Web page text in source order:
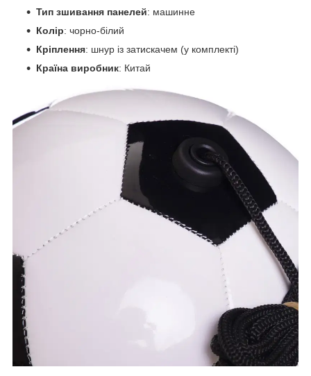
Тип зшивання панелей: машинне
Колір: чорно-білий
Кріплення: шнур із затискачем (у комплекті)
Країна виробник: Китай